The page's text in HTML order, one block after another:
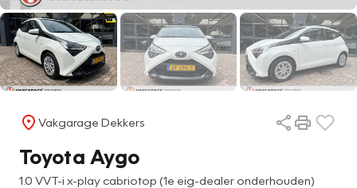
Vakgarage Dekkers
Toyota Aygo
1.0 VVT-i x-play cabriotop (1e eig-dealer onderhouden)